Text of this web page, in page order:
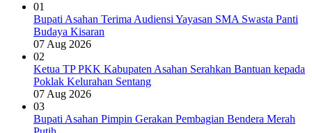
01
Bupati Asahan Terima Audiensi Yayasan SMA Swasta Panti
Budaya Kisaran
07 Aug 2026
02
Ketua TP PKK Kabupaten Asahan Serahkan Bantuan kepada
Poklak Kelurahan Sentang
07 Aug 2026
03
Bupati Asahan Pimpin Gerakan Pembagian Bendera Merah